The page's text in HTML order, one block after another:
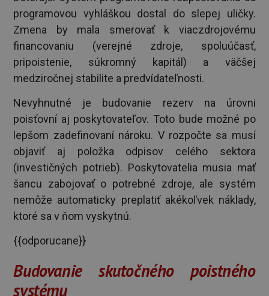
programovou vyhláškou dostal do slepej uličky.
Zmena by mala smerovať k viaczdrojovému
financovaniu (verejné zdroje, spoluúčasť,
pripoistenie, súkromný kapitál) a väčšej
medziročnej stabilite a predvídateľnosti.
Nevyhnutné je budovanie rezerv na úrovni
poisťovní aj poskytovateľov. Toto bude možné po
lepšom zadefinovaní nároku. V rozpočte sa musí
objaviť aj položka odpisov celého sektora
(investičných potrieb). Poskytovatelia musia mať
šancu zabojovať o potrebné zdroje, ale systém
nemôže automaticky preplatiť akékoľvek náklady,
ktoré sa v ňom vyskytnú.
{{odporucane}}
Budovanie skutočného poistného
systému